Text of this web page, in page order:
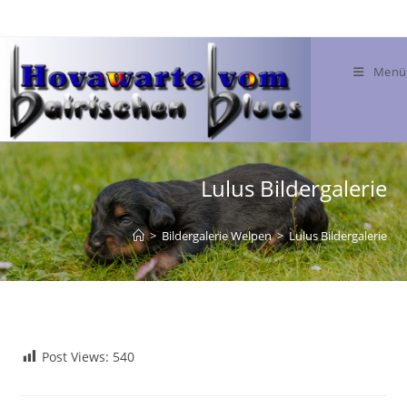
Menü
Lulus Bildergalerie
> Bildergalerie Welpen > Lulus Bildergalerie
Post Views: 540